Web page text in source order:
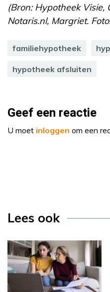
(Bron: Hypotheek Visie,
Notaris.nl, Margriet.
familiehypotheek
hypotheek afsluiten
Geef een reactie
U moet inloggen om een
Lees ook